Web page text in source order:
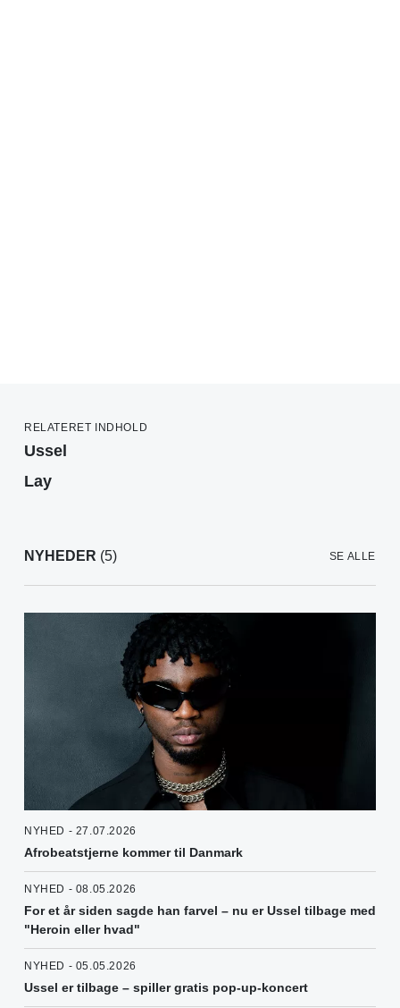
RELATERET INDHOLD
Ussel
Lay
NYHEDER (5) SE ALLE
NYHED - 27.07.2026
Afrobeatstjerne kommer til Danmark
NYHED - 08.05.2026
For et år siden sagde han farvel – nu er Ussel tilbage med
"Heroin eller hvad"
NYHED - 05.05.2026
Ussel er tilbage – spiller gratis pop-up-koncert